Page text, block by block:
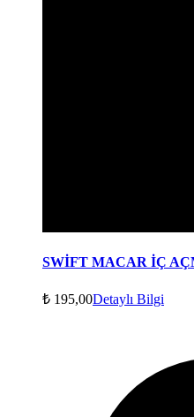
SWİFT MACAR İÇ
₺ 195,00Detaylı Bilgi